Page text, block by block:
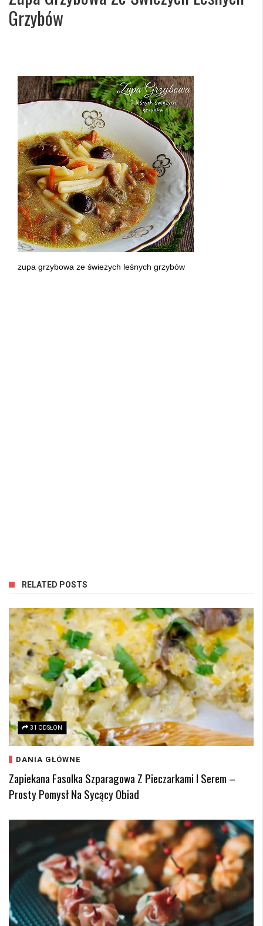
Grzybów
zupa grzybowa ze świeżych leśnych grzybów
RELATED POSTS
31 ODSŁON
DANIA GŁÓWNE
Zapiekana Fasolka Szparagowa Z Pieczarkami I Serem –
Prosty Pomysł Na Sycący Obiad